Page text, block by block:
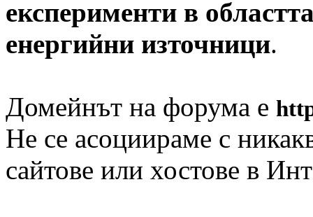
експерименти в
енергийни източници.
Домейнът на форума е
Не се асоциираме с
сайтове или хостове в